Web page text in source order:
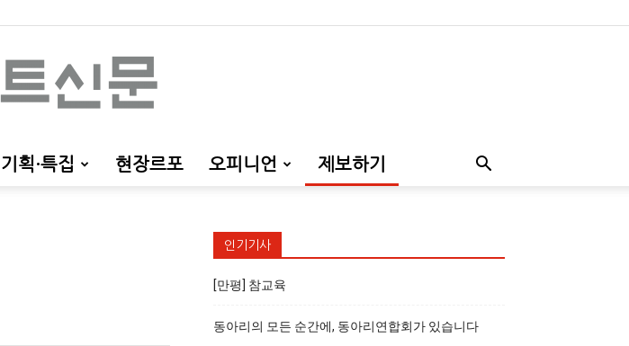
지
기획·특집 현장르포 오피니언 제보하기
인기기사
[만평] 참교육
동아리의 모든 순간에, 동아리연합회가 있습니다